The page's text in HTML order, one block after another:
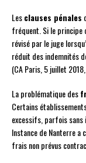
Lesclauses pénales
fréquent. Si le principe
révisé par le juge
réduit des indemnités
(CA Paris, 5 juillet
La problématique des
Certains
excessifs, parfois sans
Instance de Nanterre a
frais non prévus